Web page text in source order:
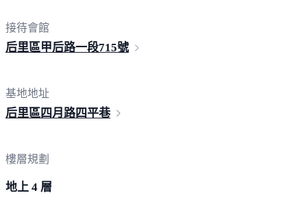
接待會館
后里區甲后路一段715號
基地地址
后里區四月路四平巷
樓層規劃
地上 4 層